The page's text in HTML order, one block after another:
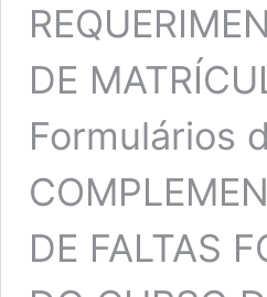
DE
Formulários
DE FALTAS